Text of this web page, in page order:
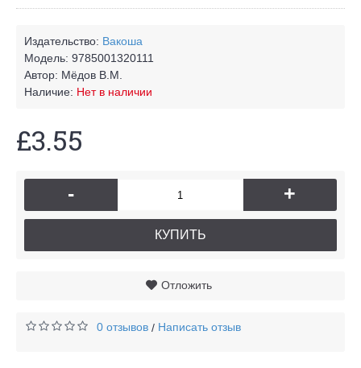
Издательство: Вакоша
Модель: 9785001320111
Автор: Мёдов В.М.
Наличие: Нет в наличии
£3.55
- +
КУПИТЬ
Отложить
0 отзывов / Написать отзыв